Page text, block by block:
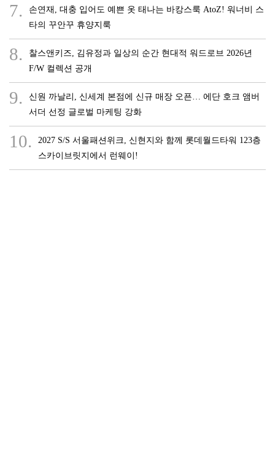
7.
손연재, 대충 입어도 예쁜 옷 태나는 바캉스룩 AtoZ! 워너비 스
타의 꾸안꾸 휴양지룩
8.
찰스앤키즈, 김유정과 일상의 순간 현대적 워드로브 2026년
F/W 컬렉션 공개
9.
신원 까날리, 신세계 본점에 신규 매장 오픈… 에단 호크 앰버
서더 선정 글로벌 마케팅 강화
10.
2027 S/S 서울패션위크, 신현지와 함께 롯데월드타워 123층
스카이브릿지에서 런웨이!